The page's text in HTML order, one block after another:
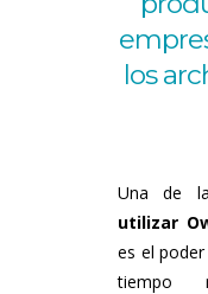
los
Una de
utilizar
es el
tiempo